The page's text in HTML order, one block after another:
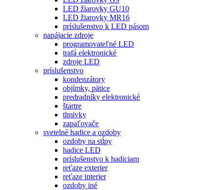
LED žiarovky GU10
LED žiarovky MR16
príslušenstvo k LED pásom
napájacie zdroje
programovateľné LED
trafá elektronické
zdroje LED
príslušenstvo
kondenzátory
objímky, pätice
predradníky elektronické
štartre
tlmivky
zapaľovače
svetelné hadice a ozdoby
ozdoby na stĺpy
hadice LED
príslušenstvo k hadiciam
reťaze exterier
reťaze interier
ozdoby iné